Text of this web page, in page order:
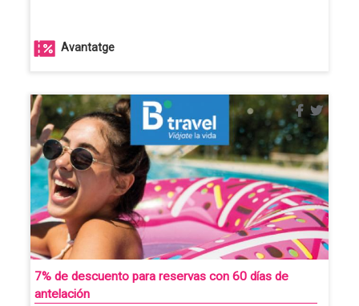
Avantatge
7% de descuento para reservas con 60 días de
antelación